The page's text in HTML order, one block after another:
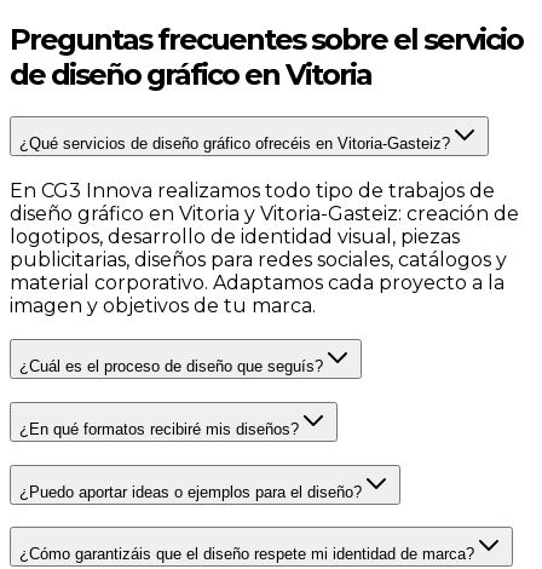
Preguntas frecuentes sobre el servicio
de diseño gráfico en Vitoria
¿Qué servicios de diseño gráfico ofrecéis en Vitoria-Gasteiz?
En CG3 Innova realizamos todo tipo de trabajos de
diseño gráfico en Vitoria y Vitoria-Gasteiz: creación de
logotipos, desarrollo de identidad visual, piezas
publicitarias, diseños para redes sociales, catálogos y
material corporativo. Adaptamos cada proyecto a la
imagen y objetivos de tu marca.
¿Cuál es el proceso de diseño que seguís?
¿En qué formatos recibiré mis diseños?
¿Puedo aportar ideas o ejemplos para el diseño?
¿Cómo garantizáis que el diseño respete mi identidad de marca?